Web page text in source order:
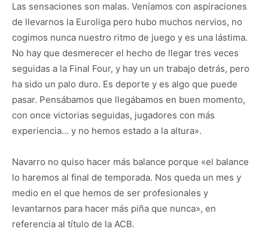
Las sensaciones son malas. Veníamos con aspiraciones
de llevarnos la Euroliga pero hubo muchos nervios, no
cogimos nunca nuestro ritmo de juego y es una lástima.
No hay que desmerecer el hecho de llegar tres veces
seguidas a la Final Four, y hay un un trabajo detrás, pero
ha sido un palo duro. Es deporte y es algo que puede
pasar. Pensábamos que llegábamos en buen momento,
con once victorias seguidas, jugadores con más
experiencia… y no hemos estado a la altura».
Navarro no quiso hacer más balance porque «el balance
lo haremos al final de temporada. Nos queda un mes y
medio en el que hemos de ser profesionales y
levantarnos para hacer más piña que nunca», en
referencia al título de la ACB.